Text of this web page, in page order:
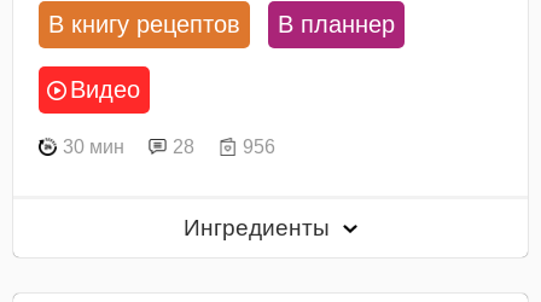
В книгу рецептов В планнер
Видео
30 мин 28 956
Ингредиенты